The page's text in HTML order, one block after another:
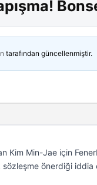
tarafından güncellenmiştir.
Kim Min-Jae için
sözleşme önerdiği iddia